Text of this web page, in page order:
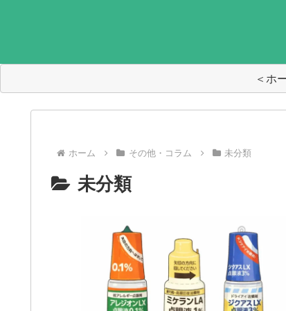
＜ホ
ホーム その他・コラム 未分類
未分類